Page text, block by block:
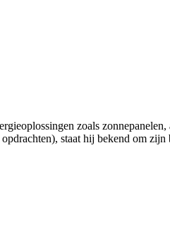
zoals
staat hij bekend om